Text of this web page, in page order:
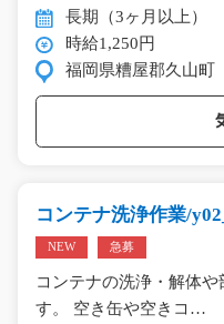
長期（3ヶ月以上）
時給1,250円
福岡県糟屋郡久山町
コンテナ洗浄作業/
NEW 急募
コンテナの洗浄・解体
す。 空き缶や空きコ…